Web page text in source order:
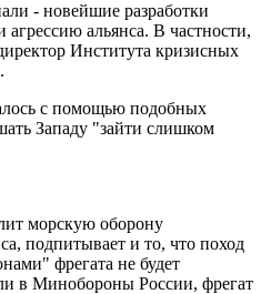
- новейшие разработки
альянса. В частности,
Института кризисных
с помощью подобных
Западу "зайти слишком
морскую оборону
подпитывает и то, что поход
фрегата не будет
в Минобороны России, фрегат